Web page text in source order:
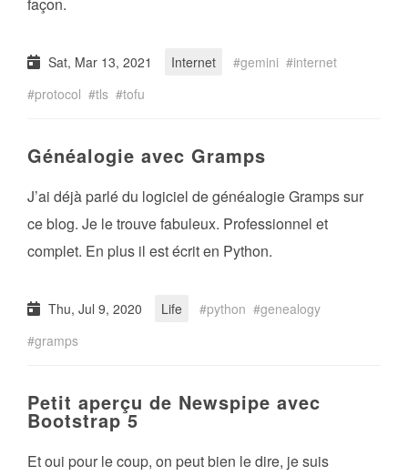
Sat, Mar 13, 2021 Internet gemini
internet
protocol
tls tofu
Généalogie avec Gramps
J’ai déjà parlé du logiciel de généalogie Gramps sur
ce blog. Je le trouve fabuleux. Professionnel et
complet. En plus il est écrit en Python.
Thu, Jul 9, 2020 Life python
genealogy
gramps
Petit aperçu de Newspipe avec
Bootstrap 5
Et oui pour le coup, on peut bien le dire, je suis